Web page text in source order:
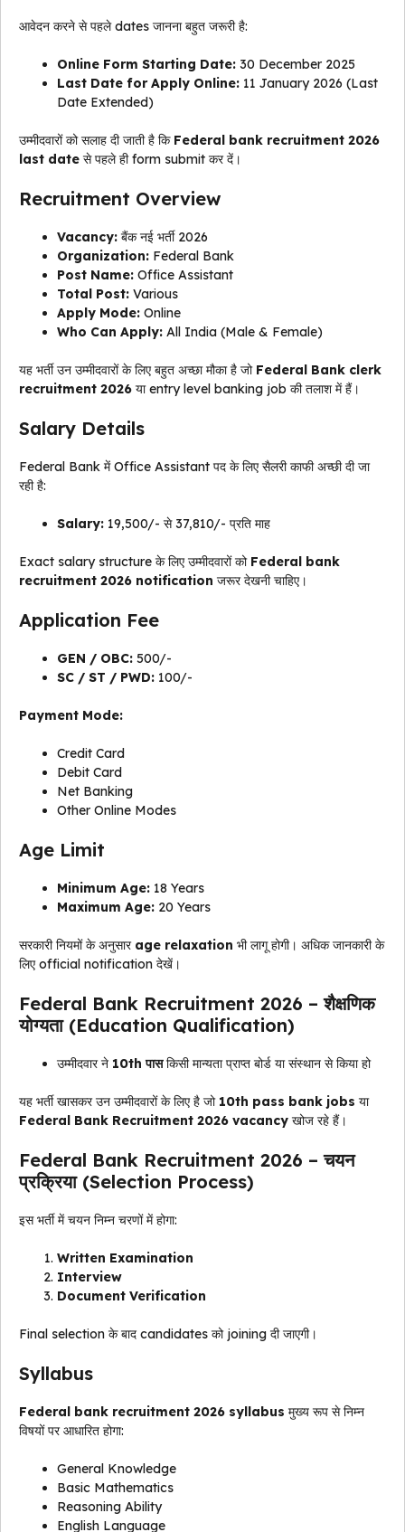
आवेदन करने से पहले dates जानना बहुत जरूरी है:
Online Form Starting Date: 30 December 2025
Last Date for Apply Online: 11 January 2026 (Last
Date Extended)
उम्मीदवारों को सलाह दी जाती है कि Federal bank recruitment 2026
last date से पहले ही form submit कर दें।
Recruitment Overview
Vacancy: बैंक नई भर्ती 2026
Organization: Federal Bank
Post Name: Office Assistant
Total Post: Various
Apply Mode: Online
Who Can Apply: All India (Male & Female)
यह भर्ती उन उम्मीदवारों के लिए बहुत अच्छा मौका है जो Federal Bank clerk
recruitment 2026 या entry level banking job की तलाश में हैं।
Salary Details
Federal Bank में Office Assistant पद के लिए सैलरी काफी अच्छी दी जा
रही है:
Salary: ₹19,500/- से ₹37,810/- प्रति माह
Exact salary structure के लिए उम्मीदवारों को Federal bank
recruitment 2026 notification जरूर देखनी चाहिए।
Application Fee
GEN / OBC: ₹500/-
SC / ST / PWD: ₹100/-
Payment Mode:
Credit Card
Debit Card
Net Banking
Other Online Modes
Age Limit
Minimum Age: 18 Years
Maximum Age: 20 Years
सरकारी नियमों के अनुसार age relaxation भी लागू होगी। अधिक जानकारी के
लिए official notification देखें।
Federal Bank Recruitment 2026 – शैक्षणिक
योग्यता (Education Qualification)
उम्मीदवार ने 10th पासकिसी मान्यता प्राप्त बोर्ड या संस्थान से किया हो
यह भर्ती खासकर उन उम्मीदवारों के लिए है जो 10th pass bank jobs या
Federal Bank Recruitment 2026 vacancy खोज रहे हैं।
Federal Bank Recruitment 2026 – चयन
प्रक्रिया (Selection Process)
इस भर्ती में चयन निम्न चरणों में होगा:
Written Examination
Interview
Document Verification
Final selection के बाद candidates को joining दी जाएगी।
Syllabus
Federal bank recruitment 2026 syllabus मुख्य रूप से निम्न
विषयों पर आधारित होगा:
General Knowledge
Basic Mathematics
Reasoning Ability
English Language